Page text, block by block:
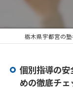
個別指導の
めの徹底チ